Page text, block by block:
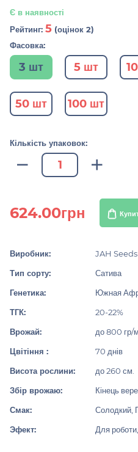
Є в наявності
Рейтинг: 5 (оцінок 2)
Фасовка:
3 шт 5 шт
50 шт 100 шт
Кількість упаковок:
624.00грн
Виробник:
JAH Seeds
Тип сорту:
Сатива
Генетика:
Южная
ТГК:
20-22%
Врожай:
до 800 гр/
Цвітіння :
70 днів
Висота рослини:
до 260 см.
Збір врожаю:
Кінець
Смак:
Солодкий,
Эфект:
Для